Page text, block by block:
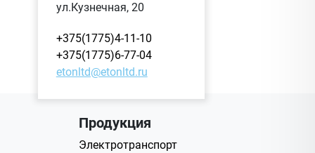
ул.Кузнечная, 20
+375(1775)4-11-10
+375(1775)6-77-04
etonltd@etonltd.ru
Продукция
Электротранспорт